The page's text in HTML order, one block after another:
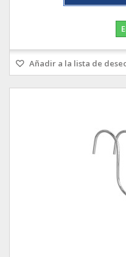
Añadir a la lista de